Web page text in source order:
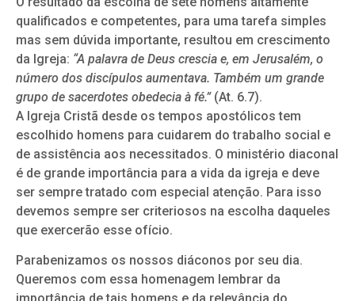
qualificados e competentes, para uma tarefa simples
mas sem dúvida importante, resultou em crescimento
da Igreja: “A palavra de Deus crescia e, em Jerusalém, o
número dos discípulos aumentava. Também um grande
grupo de sacerdotes obedecia à fé.”(At. 6.7).
A Igreja Cristã desde os tempos apostólicos tem
escolhido homens para cuidarem do trabalho social e
de assistência aos necessitados. O ministério diaconal
é de grande importância para a vida da igreja e deve
ser sempre tratado com especial atenção. Para isso
devemos sempre ser criteriosos na escolha daqueles
que exercerão esse ofício.
Parabenizamos os nossos diáconos por seu dia.
Queremos com essa homenagem lembrar da